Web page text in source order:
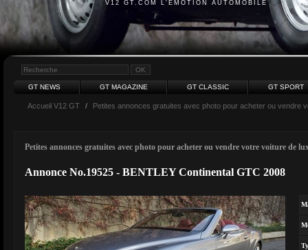
V12 GT.COM L'ÉMOTION AUTOMOBILE
GT NEWS GT MAGAZINE GT CLASSIC GT SPORT
Accueil V12 GT / Petites annonces gratuites avec photo pour acheter ou vendre
Petites annonces gratuites avec photo pour acheter ou vendre votre voiture de
Annonce No.19525 - BENTLEY Continental GTC 2008